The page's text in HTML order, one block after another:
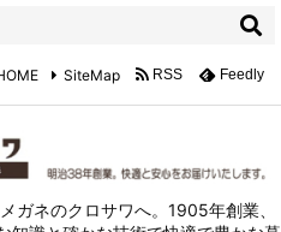
ガネのクロサワへ。1905年創業、
SiteMap RSS Feedly